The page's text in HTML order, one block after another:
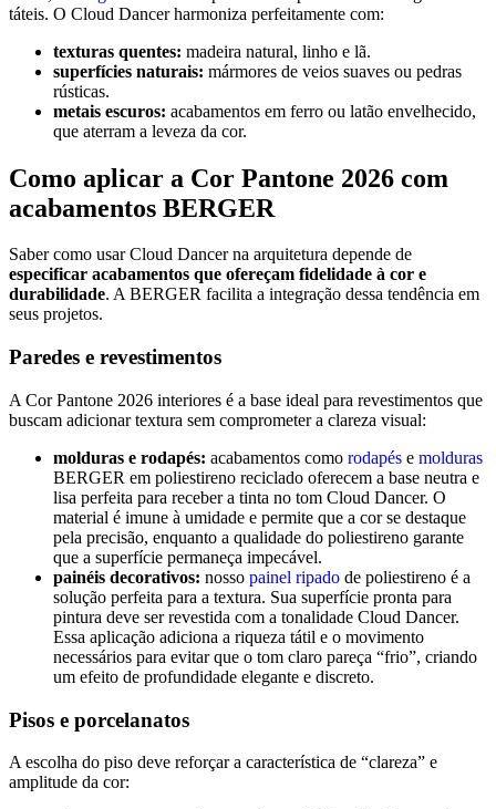
táteis. O Cloud Dancer harmoniza perfeitamente com:
texturas quentes: madeira natural, linho e lã.
superfícies naturais: mármores de veios suaves ou pedras
rústicas.
metais escuros: acabamentos em ferro ou latão envelhecido,
que aterram a leveza da cor.
Como aplicar a Cor Pantone 2026 com
acabamentos BERGER
Saber como usar Cloud Dancer na arquitetura depende de
especificar acabamentos que ofereçam fidelidade à cor e
durabilidade. A BERGER facilita a integração dessa tendência em
seus projetos.
Paredes e revestimentos
A Cor Pantone 2026 interiores é a base ideal para revestimentos que
buscam adicionar textura sem comprometer a clareza visual:
molduras e rodapés: acabamentos como rodapés e molduras
BERGER em poliestireno reciclado oferecem a base neutra e
lisa perfeita para receber a tinta no tom Cloud Dancer. O
material é imune à umidade e permite que a cor se destaque
pela precisão, enquanto a qualidade do poliestireno garante
que a superfície permaneça impecável.
painéis decorativos: nosso painel ripado de poliestireno é a
solução perfeita para a textura. Sua superfície pronta para
pintura deve ser revestida com a tonalidade Cloud Dancer.
Essa aplicação adiciona a riqueza tátil e o movimento
necessários para evitar que o tom claro pareça “frio”, criando
um efeito de profundidade elegante e discreto.
Pisos e porcelanatos
A escolha do piso deve reforçar a característica de “clareza” e
amplitude da cor: